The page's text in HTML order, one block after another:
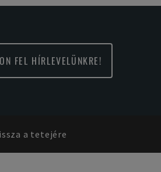
FEL HÍRLEVELÜNKRE!
a tetejére